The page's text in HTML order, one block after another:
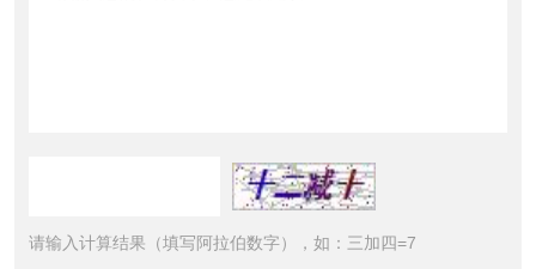
请输入计算结果（填写阿拉伯数字），如：三加四=7